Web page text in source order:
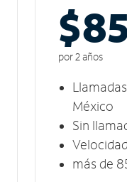
por 2 años
México
Sin
más de